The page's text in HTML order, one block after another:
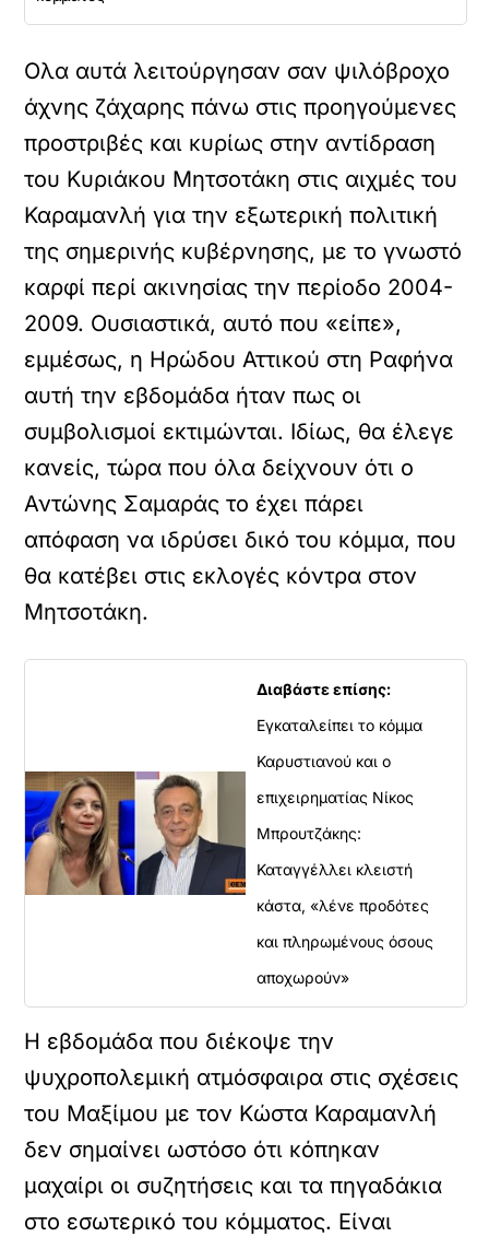
Ολα αυτά λειτούργησαν σαν ψιλόβροχο
άχνης ζάχαρης πάνω στις προηγούμενες
προστριβές και κυρίως στην αντίδραση
του Κυριάκου Μητσοτάκη στις αιχμές του
Καραμανλή για την εξωτερική πολιτική
της σημερινής κυβέρνησης, με το γνωστό
καρφί περί ακινησίας την περίοδο 2004-
2009. Ουσιαστικά, αυτό που «είπε»,
εμμέσως, η Ηρώδου Αττικού στη Ραφήνα
αυτή την εβδομάδα ήταν πως οι
συμβολισμοί εκτιμώνται. Ιδίως, θα έλεγε
κανείς, τώρα που όλα δείχνουν ότι ο
Αντώνης Σαμαράς το έχει πάρει
απόφαση να ιδρύσει δικό του κόμμα, που
θα κατέβει στις εκλογές κόντρα στον
Μητσοτάκη.
Διαβάστε επίσης:
Εγκαταλείπει το κόμμα
Καρυστιανού και ο
επιχειρηματίας Νίκος
Μπρουτζάκης:
Καταγγέλλει κλειστή
κάστα, «λένε προδότες
και πληρωμένους όσους
αποχωρούν»
Η εβδομάδα που διέκοψε την
ψυχροπολεμική ατμόσφαιρα στις σχέσεις
του Μαξίμου με τον Κώστα Καραμανλή
δεν σημαίνει ωστόσο ότι κόπηκαν
μαχαίρι οι συζητήσεις και τα πηγαδάκια
στο εσωτερικό του κόμματος. Είναι